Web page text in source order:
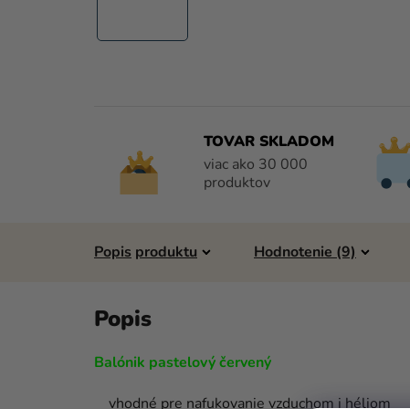
TOVAR SKLADOM
viac ako 30 000
produktov
Popis Hodnotenie (9)
Balónik pastelový červený
vhodné pre nafukovanie vzduchom i héliom